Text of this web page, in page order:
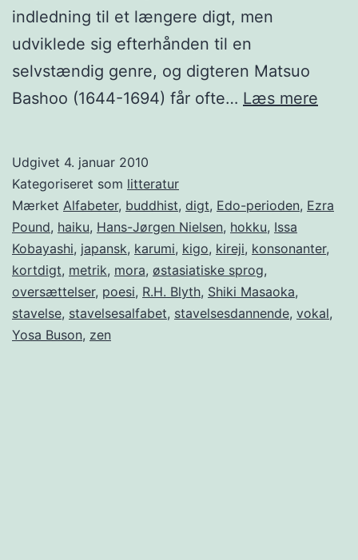
indledning til et længere digt, men
udviklede sig efterhånden til en
selvstændig genre, og digteren Matsuo
Bashoo (1644-1694) får ofte… Læs mere
Udgivet 4. januar 2010
Kategoriseret som litteratur
Mærket Alfabeter, buddhist, digt, Edo-perioden, Ezra
Pound, haiku, Hans-Jørgen Nielsen, hokku, Issa
Kobayashi, japansk, karumi, kigo, kireji, konsonanter,
kortdigt, metrik, mora, østasiatiske sprog,
oversættelser, poesi, R.H. Blyth, Shiki Masaoka,
stavelse, stavelsesalfabet, stavelsesdannende, vokal,
Yosa Buson, zen